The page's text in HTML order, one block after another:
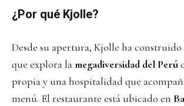
¿Por qué Kjolle?
Desde su apertura, Kjolle ha
que explora lamegadiversidad del Perú
propia y una hospitalidad que
menú. El restaurante está ubicado en